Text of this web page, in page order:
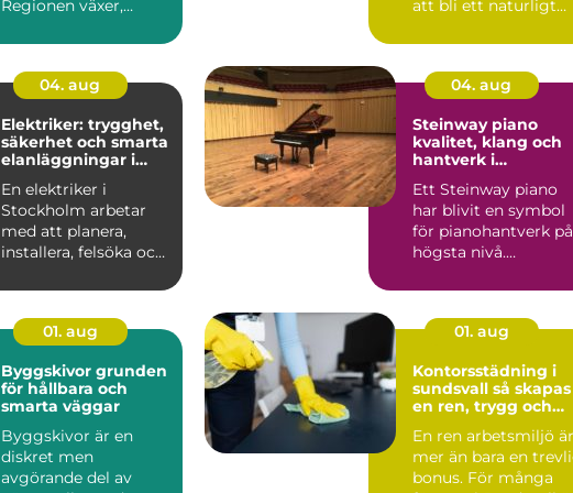
Regionen växer,
att bli ett naturligt
04. aug
Elektriker: trygghet,
säkerhet och smarta
elanläggningar i
En elektriker i
Stockholm arbetar
med att planera,
installera, felsöka och
04. aug
Steinway piano
kvalitet, klang och
hantverk i
Ett Steinway piano
har blivit en symbol
för pianohantverk på
högsta nivå.
används på ko...
01. aug
Byggskivor grunden
för hållbara och
smarta väggar
Byggskivor är en
diskret men
avgörande del av
01. aug
Kontorsstädning i
sundsvall så skapas
en ren, trygg och
En ren arbetsmiljö är
mer än bara en
bonus. För många